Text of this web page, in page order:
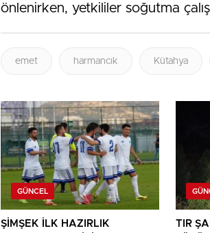
önlenirken, yetkililer soğutma
emet harmancık Kütahya
GÜNCEL
ŞİMŞEK İLK HAZIRLIK
TIR